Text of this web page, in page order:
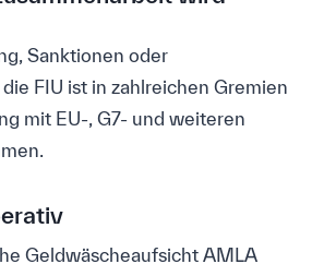
Sanktionen oder
FIU ist in zahlreichen Gremien
mit EU-, G7- und weiteren
Geldwäscheaufsicht AMLA